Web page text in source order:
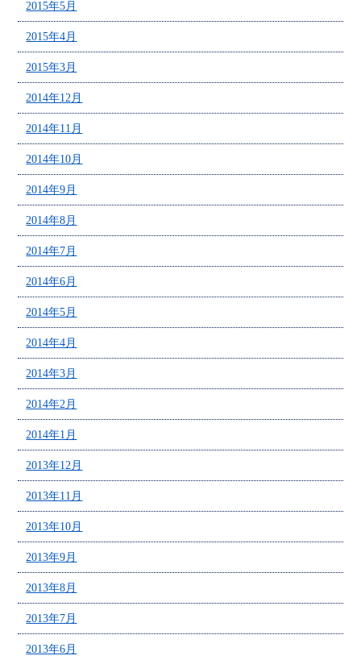
2015年5月
2015年4月
2015年3月
2014年12月
2014年11月
2014年10月
2014年9月
2014年8月
2014年7月
2014年6月
2014年5月
2014年4月
2014年3月
2014年2月
2014年1月
2013年12月
2013年11月
2013年10月
2013年9月
2013年8月
2013年7月
2013年6月